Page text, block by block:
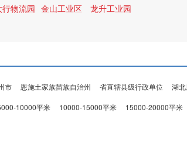
行物流园 金山工业区
龙升工业园
市 恩施土家族苗族自治州 省直辖县级行政单位 湖
10000平米 10000-15000平米 15000-20000平米